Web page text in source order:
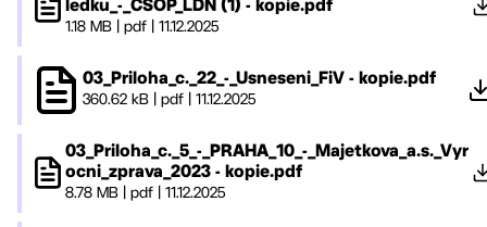
ledku_-_CSOP_LDN (1) - kopie.pdf
1.18 MB pdf 11.12.2025
03_Priloha_c._22_-_Usneseni_FiV - kopie.pdf
360.62 kB pdf 11.12.2025
03_Priloha_c._5_-_PRAHA_10_-_Majetkova_a.s._Vyr
ocni_zprava_2023 - kopie.pdf
8.78 MB pdf 11.12.2025